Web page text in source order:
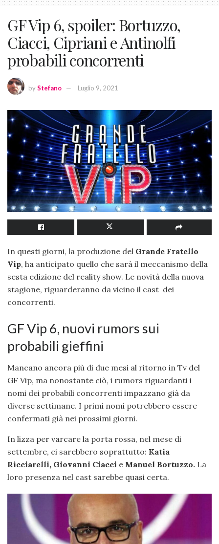
GF Vip 6, spoiler: Bortuzzo,
Ciacci, Cipriani e Antinolfi
probabili concorrenti
byStefano Luglio 9, 2021
In questi giorni, la produzione del Grande Fratello
Vip, ha anticipato quello che sarà il meccanismo della
sesta edizione del reality show. Le novità della nuova
stagione, riguarderanno da vicino il cast dei
concorrenti.
GF Vip 6, nuovi rumors sui
probabili gieffini
Mancano ancora più di due mesi al ritorno in Tv del
GF Vip, ma nonostante ciò, i rumors riguardanti i
nomi dei probabili concorrenti impazzano già da
diverse settimane. I primi nomi potrebbero essere
confermati già nei prossimi giorni.
In lizza per varcare la porta rossa, nel mese di
settembre, ci sarebbero soprattutto: Katia
Ricciarelli, Giovanni Ciacci e Manuel Bortuzzo. La
loro presenza nel cast sarebbe quasi certa.